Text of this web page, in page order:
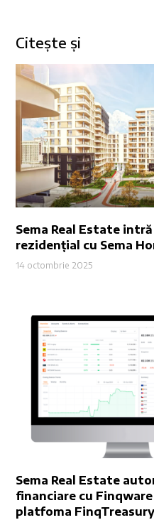
Citește și
Sema Real Estate
rezidențial cu Sema
14 octombrie 2025
Sema Real Estate
financiare cu
platfoma FinqTreasury